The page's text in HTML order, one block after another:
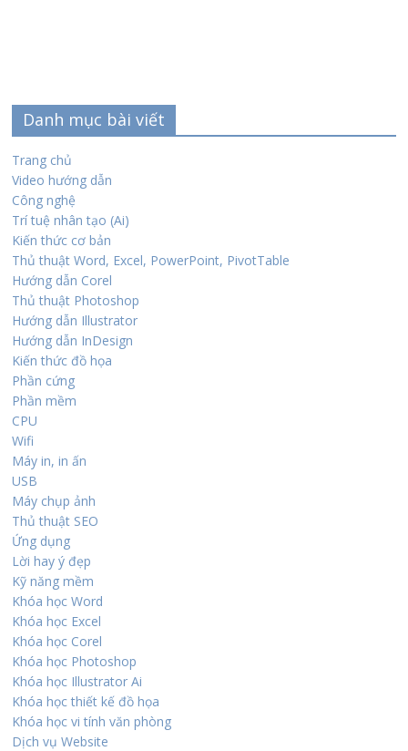
Danh mục bài viết
Trang chủ
Video hướng dẫn
Công nghệ
Trí tuệ nhân tạo (Ai)
Kiến thức cơ bản
Thủ thuật Word, Excel, PowerPoint, PivotTable
Hướng dẫn Corel
Thủ thuật Photoshop
Hướng dẫn Illustrator
Hướng dẫn InDesign
Kiến thức đồ họa
Phần cứng
Phần mềm
CPU
Wifi
Máy in, in ấn
USB
Máy chụp ảnh
Thủ thuật SEO
Ứng dụng
Lời hay ý đẹp
Kỹ năng mềm
Khóa học Word
Khóa học Excel
Khóa học Corel
Khóa học Photoshop
Khóa học Illustrator Ai
Khóa học thiết kế đồ họa
Khóa học vi tính văn phòng
Dịch vụ Website